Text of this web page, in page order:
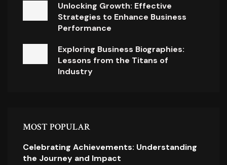
Unlocking Growth: Effective
Strategies to Enhance Business
Performance
Exploring Business Biographies:
Lessons from the Titans of
Industry
MOST POPULAR
Celebrating Achievements: Understanding
the Journey and Impact